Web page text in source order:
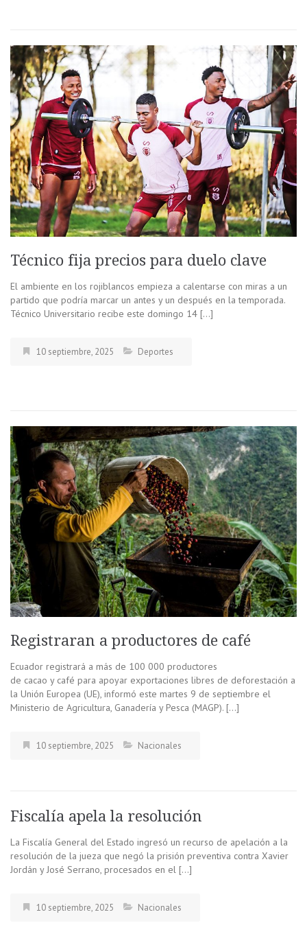
Técnico fija precios para duelo clave
El ambiente en los rojiblancos empieza a calentarse con miras a un
partido que podría marcar un antes y un después en la temporada.
Técnico Universitario recibe este domingo 14 […]
10 septiembre, 2025 Deportes
Registraran a productores de café
Ecuador registrará a más de 100 000 productores
de cacao y café para apoyar exportaciones libres de deforestación a
la Unión Europea (UE), informó este martes 9 de septiembre el
Ministerio de Agricultura, Ganadería y Pesca (MAGP). […]
10 septiembre, 2025 Nacionales
Fiscalía apela la resolución
La Fiscalía General del Estado ingresó un recurso de apelación a la
resolución de la jueza que negó la prisión preventiva contra Xavier
Jordán y José Serrano, procesados en el […]
10 septiembre, 2025 Nacionales